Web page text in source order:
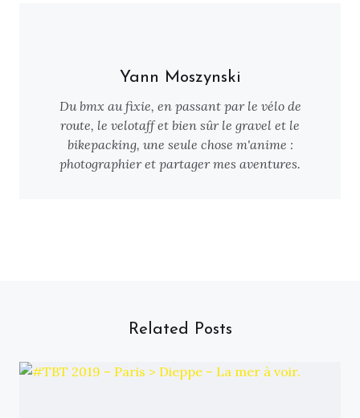
Yann Moszynski
Du bmx au fixie, en passant par le vélo de
route, le velotaff et bien sûr le gravel et le
bikepacking, une seule chose m'anime :
photographier et partager mes aventures.
Related Posts